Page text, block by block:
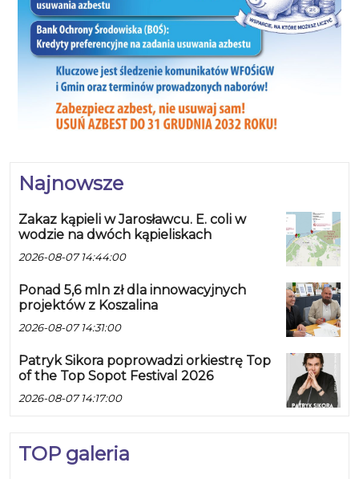
Najnowsze
Zakaz kąpieli w Jarosławcu. E. coli w
wodzie na dwóch kąpieliskach
2026-08-07 14:44:00
Ponad 5,6 mln zł dla innowacyjnych
projektów z Koszalina
2026-08-07 14:31:00
Patryk Sikora poprowadzi orkiestrę Top
of the Top Sopot Festival 2026
2026-08-07 14:17:00
TOP galeria